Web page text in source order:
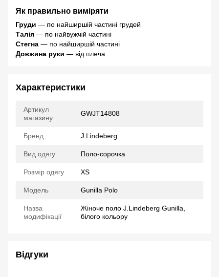
Як правильно виміряти
Груди — по найширшій частині грудей
Талія — по найвужчій частині
Стегна — по найширшій частині
Довжина руки — від плеча
Характеристики
Артикул
магазину
GWJT14808
Бренд J.Lindeberg
Вид одягу Поло-сорочка
Розмір одягу XS
Модель Gunilla Polo
Назва
модифікації
Жіноче поло J.Lindeberg Gunilla,
білого кольору
Відгуки